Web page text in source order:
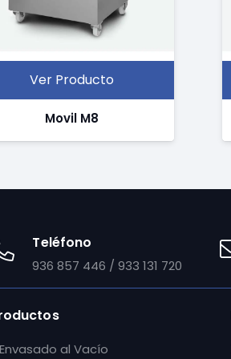
Ver Producto
Movil M8
Teléfono
936 857 446 / 933 131 720
Envasado al Vacío